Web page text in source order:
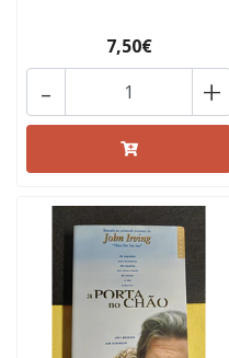
7,50€
+
-